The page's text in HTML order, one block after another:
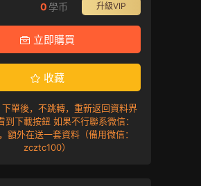
升級VIP
0 學币
立即購買
收藏
單後，不跳轉，重新返回資料界
到下載按鈕 如果不行聯系微信：
額外在送一套資料（備用微信：
zcztc100）